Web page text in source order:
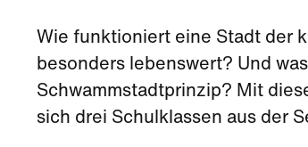
Wie funktioniert eine Stadt der
besonders lebenswert? Und
Schwammstadtprinzip? Mit
sich drei Schulklassen aus der